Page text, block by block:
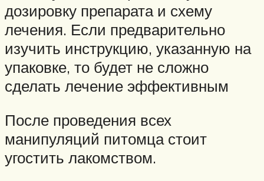
дозировку препарата и схему
лечения. Если предварительно
изучить инструкцию, указанную на
упаковке, то будет не сложно
сделать лечение эффективным
После проведения всех
манипуляций питомца стоит
угостить лакомством.